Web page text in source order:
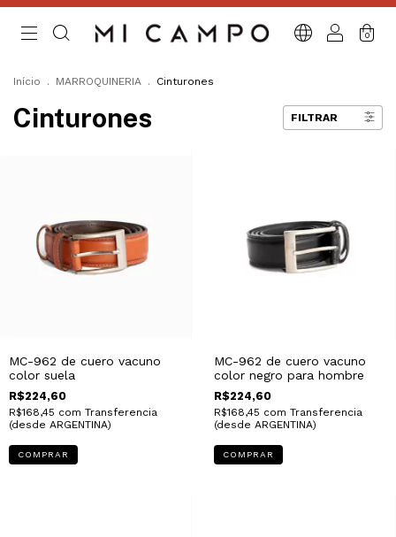
0
Início . MARROQUINERIA . Cinturones
Cinturones FILTRAR
MC-962 de cuero vacuno
color suela
R$224,60
R$168,45 com Transferencia
(desde ARGENTINA)
COMPRAR
MC-962 de cuero vacuno
color negro para hombre
R$224,60
R$168,45 com Transferencia
(desde ARGENTINA)
COMPRAR